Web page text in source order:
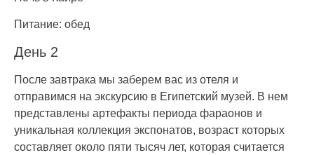
Питание: обед
День 2
После завтрака мы заберем вас из отеля и
отправимся на экскурсию в Египетский музей. В нем
представлены артефакты периода фараонов и
уникальная коллекция экспонатов, возраст которых
составляет около пяти тысяч лет, которая считается